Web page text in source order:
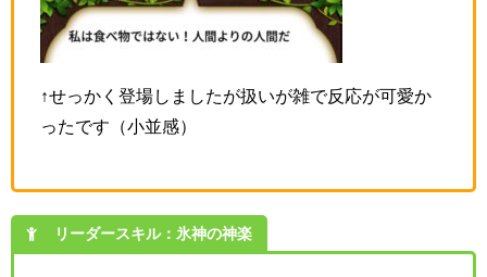
↑せっかく登場しましたが扱いが雑で反応が可愛か
ったです（小並感）
リーダースキル：氷神の神楽